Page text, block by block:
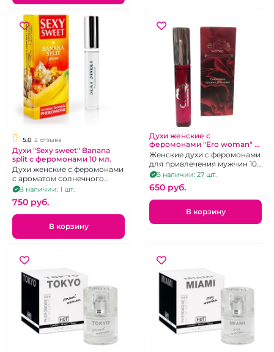
5.0 2 отзыва
Духи "Sexy sweet" Banana
split с феромонами 10 мл.
Духи женские с феромонами
с ароматом солнечного
банана.
В наличии: 1 шт.
750 pуб.
В корзину
Духи женские с
феромонами "Ero woman" в
ассортименте 10 мл
Женские духи с феромонами
для привлечения мужчин 10
мг.В наличии: 27 шт.
650 pуб.
В корзину